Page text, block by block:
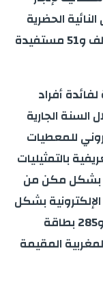
الحضرية
والقروية، استفاد منها ما مجموعه 85 ألف و51 مستفيدة
أفراد
السنة الجارية
للمعطيات
التعريفية بالتمثيليات
بشكل مكن من
بشكل
كبير، حيث تم إنجاز ما مجموعه 303 ألف و285 بطاقة
المقيمة